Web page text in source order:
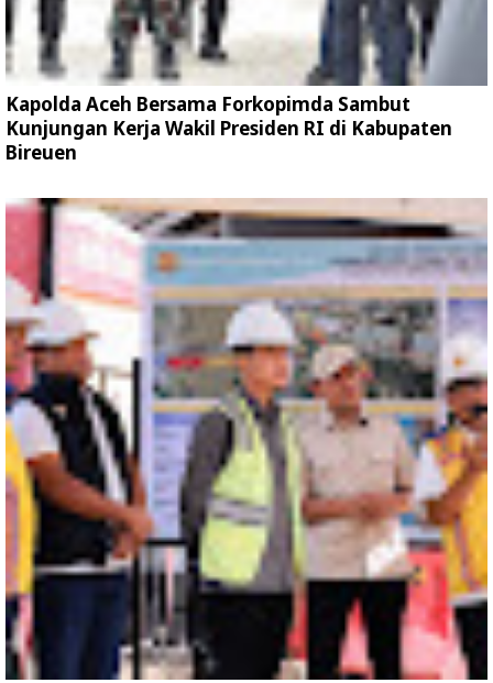
Kapolda Aceh Bersama Forkopimda Sambut
Kunjungan Kerja Wakil Presiden RI di Kabupaten
Bireuen